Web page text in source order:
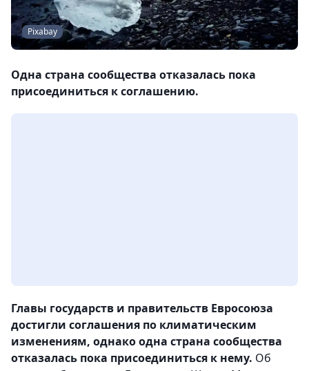
Pixabay
Одна страна сообщества отказалась пока
присоединиться к соглашению.
Главы государств и правительств Евросоюза
достигли соглашения по климатическим
изменениям, однако одна страна сообщества
отказалась пока присоединиться к нему. Об